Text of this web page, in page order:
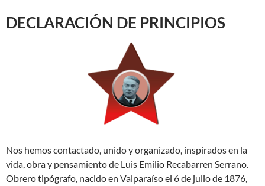
DECLARACIÓN DE PRINCIPIOS
Nos hemos contactado, unido y organizado, inspirados en la
vida, obra y pensamiento de Luis Emilio Recabarren Serrano.
Obrero tipógrafo, nacido en Valparaíso el 6 de julio de 1876,